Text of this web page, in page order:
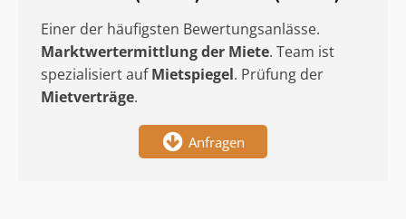
Einer der häufigsten Bewertungsanlässe.
Marktwertermittlungder Miete. Team ist
spezialisiert aufMietspiegel. Prüfung der
Mietverträge.
Anfragen